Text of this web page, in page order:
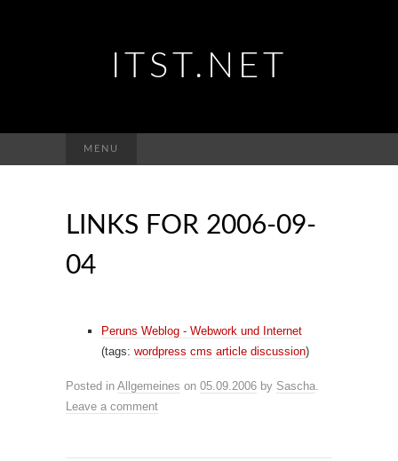
ITST.NET
MENU
nach:
LINKS FOR 2006-09-
04
Peruns Weblog - Webwork und Internet
(tags: wordpress cms article discussion)
Posted in Allgemeines on 05.09.2006 by Sascha.
Leave a comment